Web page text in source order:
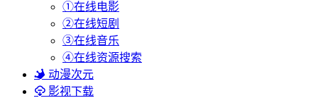
①在线电影
②在线短剧
③在线音乐
④在线资源搜索
动漫次元
影视下载